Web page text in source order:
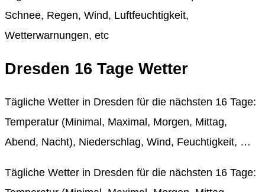
Schnee, Regen, Wind, Luftfeuchtigkeit,
Wetterwarnungen, etc
Dresden 16 Tage Wetter
Tägliche Wetter in Dresden für die nächsten 16 Tage:
Temperatur (Minimal, Maximal, Morgen, Mittag,
Abend, Nacht), Niederschlag, Wind, Feuchtigkeit, …
Tägliche Wetter in Dresden für die nächsten 16 Tage: